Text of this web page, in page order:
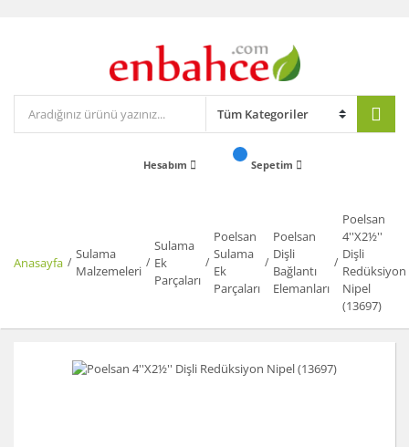
Hesabım Sepetim
Anasayfa
Sulama
Malzemeleri
Sulama
Ek
Parçaları
Poelsan
Sulama
Ek
Parçaları
Poelsan
Dişli
Bağlantı
Elemanları
Poelsan
4''X2½''
Dişli
Redüksiyon
Nipel
(13697)